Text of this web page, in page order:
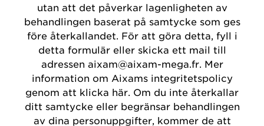
utan att det påverkar lagenligheten av
behandlingen baserat på samtycke som ges
före återkallandet. För att göra detta, fyll i
detta formulär eller skicka ett mail till
adressen aixam@aixam-mega.fr. Mer
information om Aixams integritetspolicy
genom att klicka här. Om du inte återkallar
ditt samtycke eller begränsar behandlingen
av dina personuppgifter, kommer de att